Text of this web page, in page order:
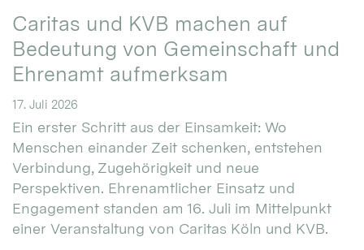
Caritas und KVB machen auf
Bedeutung von Gemeinschaft und
Ehrenamt aufmerksam
17. Juli 2026
Ein erster Schritt aus der Einsamkeit: Wo
Menschen einander Zeit schenken, entstehen
Verbindung, Zugehörigkeit und neue
Perspektiven. Ehrenamtlicher Einsatz und
Engagement standen am 16. Juli im Mittelpunkt
einer Veranstaltung von Caritas Köln und KVB.